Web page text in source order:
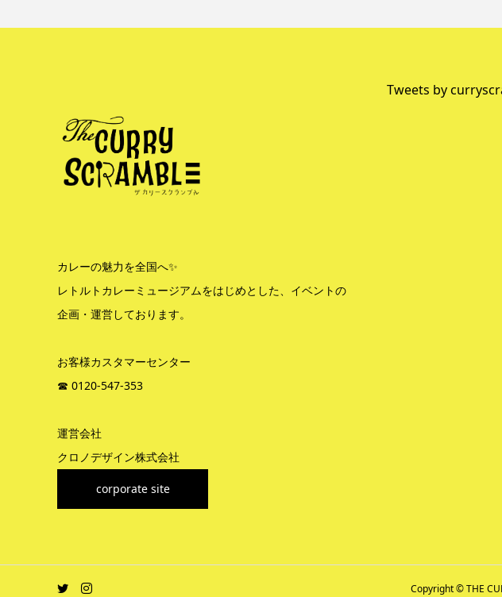
カレーの魅力を全国へ✨
レトルトカレーミュージアムをはじめとした、イベントの
企画・運営しております。
お客様カスタマーセンター
☎︎ 0120-547-353
運営会社
クロノデザイン株式会社
corporate site
Tweets by
Copyright © THE